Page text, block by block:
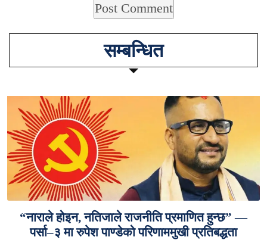
सम्बन्धित
“नाराले होइन, नतिजाले राजनीति प्रमाणित हुन्छ” —
पर्सा–३ मा रुपेश पाण्डेको परिणाममुखी प्रतिबद्धता